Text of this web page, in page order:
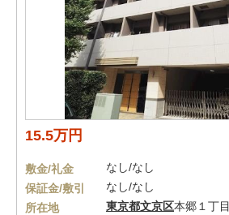
15.5万円
敷金/礼金
なし/なし
保証金/敷引
なし/なし
所在地
東京都文京区本郷１丁目